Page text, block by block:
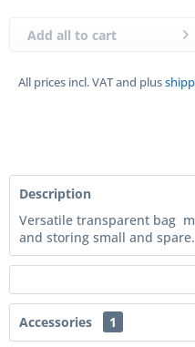
All prices incl. VAT and plus
Add all to cart
Description
Versatile transparent bag
and storing small and
Accessories 1